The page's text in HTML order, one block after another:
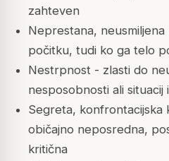
zahteven
Neprestana,
počitku, tudi ko ga telo
Nestrpnost - zlasti do
nesposobnosti ali situacij
Segreta, konfrontacijska
običajno neposredna,
kritična